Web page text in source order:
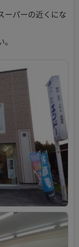
ーパーの近くにな